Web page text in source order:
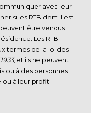
avec leur
si les RTB dont il est
être vendus
Les RTB
termes de la loi des
, et ils ne peuvent
ou à des personnes
à leur profit.